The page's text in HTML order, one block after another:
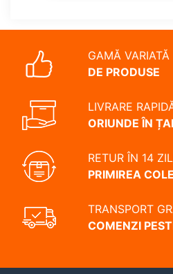
GAMĂ VARIATĂ
DE PRODUSE
LIVRARE
ORIUNDE ÎN
RETUR ÎN 14
PRIMIREA
TRANSPORT
COMENZI